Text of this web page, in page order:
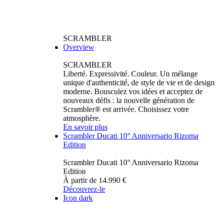
SCRAMBLER
Overview
SCRAMBLER
Liberté. Expressivité. Couleur. Un mélange
unique d'authenticité, de style de vie et de design
moderne. Bousculez vos idées et acceptez de
nouveaux défis : la nouvelle génération de
Scrambler® est arrivée. Choisissez votre
atmosphère.
En savoir plus
Scrambler Ducati 10° Anniversario Rizoma
Edition
Scrambler Ducati 10° Anniversario Rizoma
Edition
À partir de 14.990 €
Découvrez-le
Icon dark